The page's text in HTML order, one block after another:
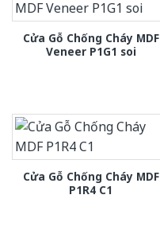
Cửa Gỗ Chống Cháy MDF
Veneer P1G1 soi
Cửa Gỗ Chống Cháy MDF
P1R4 C1